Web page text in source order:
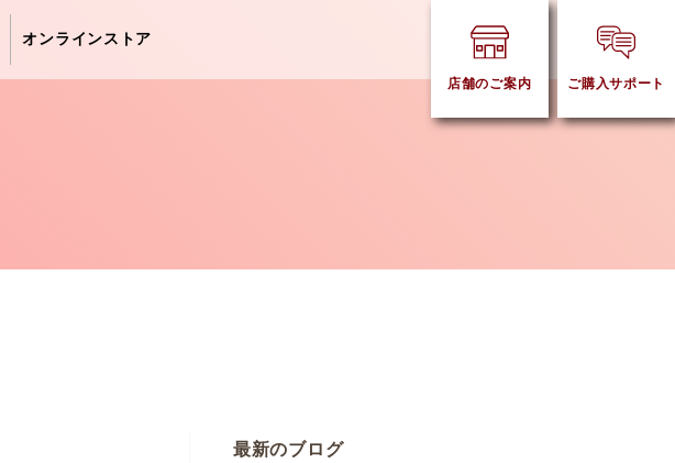
オンラインストア
店舗のご案内 ご購入サポート
最新のブログ